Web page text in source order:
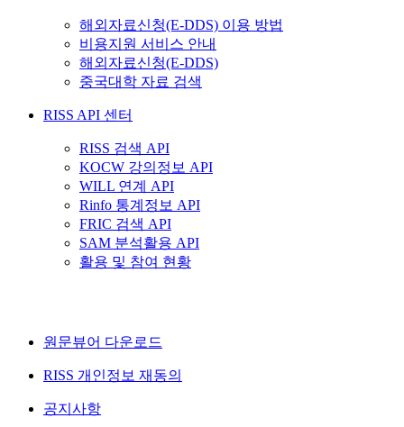
해외자료신청(E-DDS) 이용 방법
비용지원 서비스 안내
해외자료신청(E-DDS)
중국대학 자료 검색
RISS API 센터
RISS 검색 API
KOCW 강의정보 API
WILL 연계 API
Rinfo 통계정보 API
FRIC 검색 API
SAM 분석활용 API
활용 및 참여 현황
원문뷰어 다운로드
RISS 개인정보 재동의
공지사항